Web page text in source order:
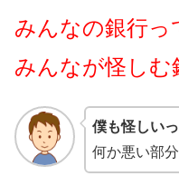
みんなの銀行っ
みんなが怪しむ
僕も怪しい
何か悪い部